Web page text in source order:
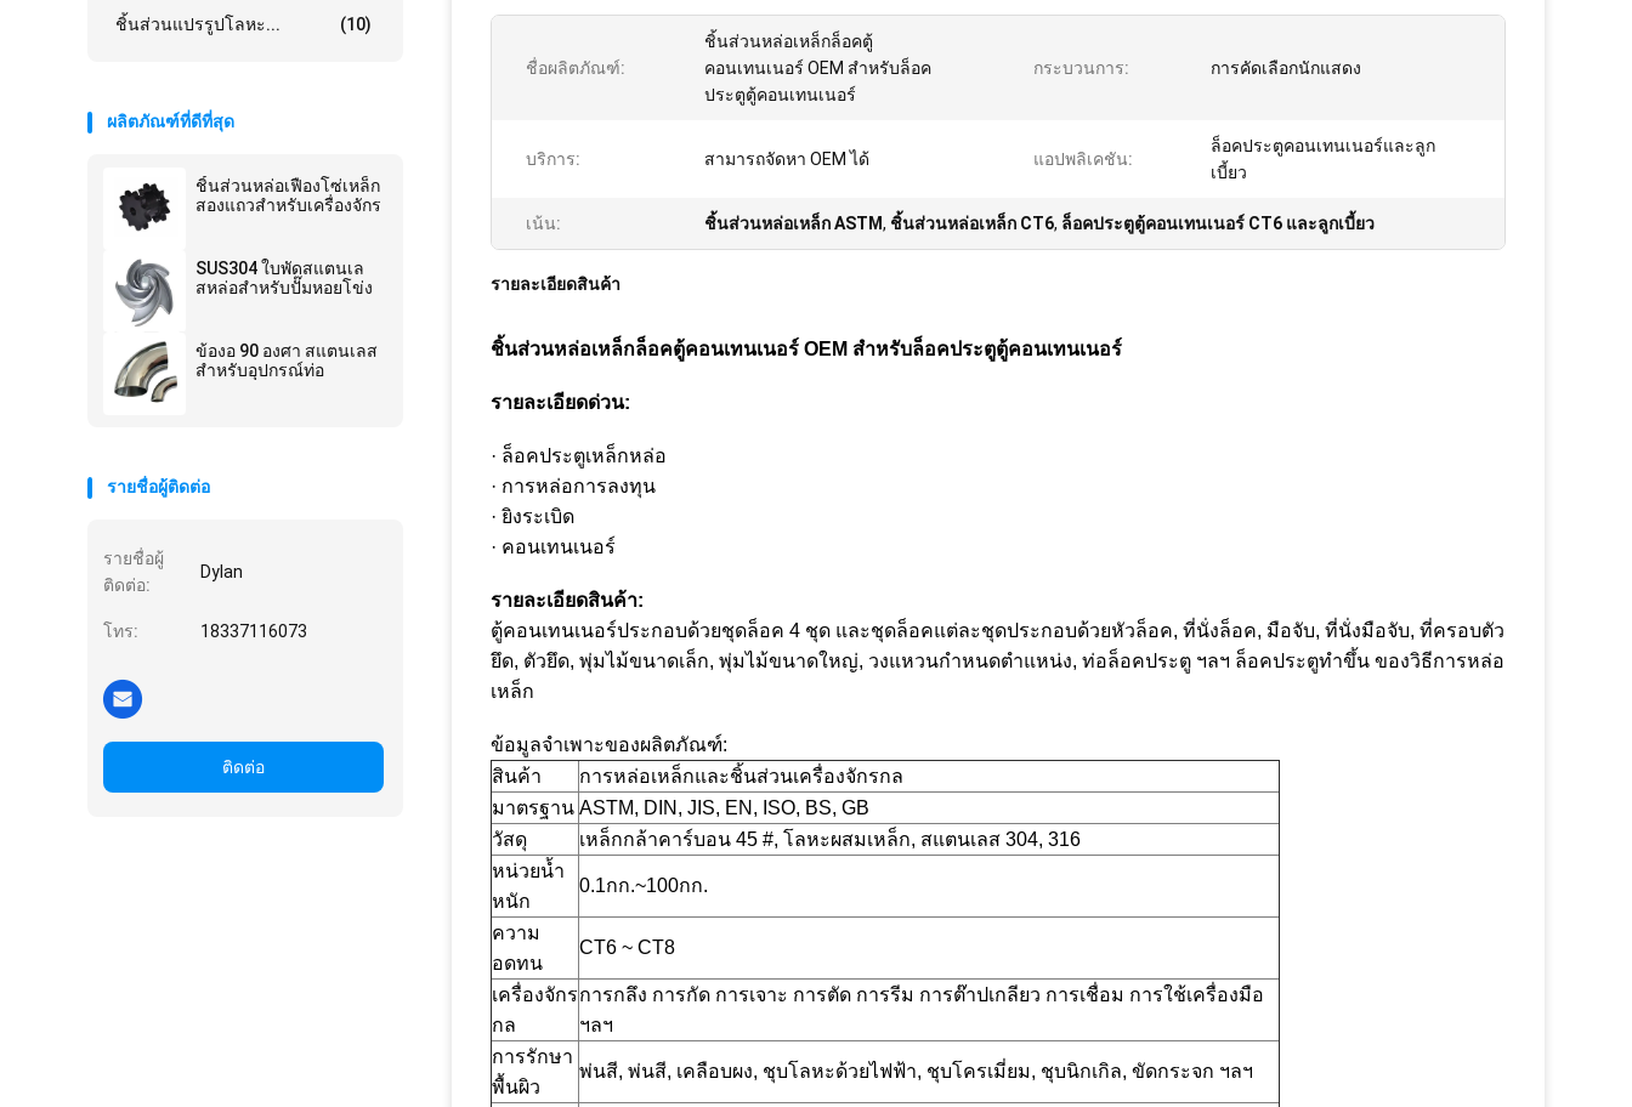
ชิ้นส่วนแปรรูปโลหะ... (10)
ผลิตภัณฑ์ที่ดีที่สุด
ชิ้นส่วนหล่อเฟืองโซ่เหล็ก
สองแถวสำหรับเครื่องจักร
SUS304 ใบพัดสแตนเล
สหล่อสำหรับปั๊มหอยโข่ง
ข้องอ 90 องศา สแตนเลส
สำหรับอุปกรณ์ท่อ
รายชื่อผู้ติดต่อ
รายชื่อผู้
ติดต่อ:
Dylan
โทร: 18337116073
ติดต่อ
ชื่อผลิตภัณฑ์:
ชิ้นส่วนหล่อเหล็กล็อคตู้
คอนเทนเนอร์ OEM สำหรับล็อค
ประตูตู้คอนเทนเนอร์
กระบวนการ: การคัดเลือกนักแสดง
บริการ: สามารถจัดหา OEM ได้ แอปพลิเคชัน:
ล็อคประตูคอนเทนเนอร์และลูก
เบี้ยว
เน้น: ชิ้นส่วนหล่อเหล็ก ASTM, ชิ้นส่วนหล่อเหล็ก CT6, ล็อคประตูตู้คอนเทนเนอร์ CT6 และลูกเบี้ยว
รายละเอียดสินค้า
ชิ้นส่วนหล่อเหล็กล็อคตู้คอนเทนเนอร์ OEM สำหรับล็อคประตูตู้คอนเทนเนอร์
รายละเอียดด่วน:
· ล็อคประตูเหล็กหล่อ
· การหล่อการลงทุน
· ยิงระเบิด
· คอนเทนเนอร์
รายละเอียดสินค้า:
ตู้คอนเทนเนอร์ประกอบด้วยชุดล็อค 4 ชุด และชุดล็อคแต่ละชุดประกอบด้วยหัวล็อค, ที่นั่งล็อค, มือจับ, ที่นั่งมือจับ, ที่ครอบตัว
ยึด, ตัวยึด, พุ่มไม้ขนาดเล็ก, พุ่มไม้ขนาดใหญ่, วงแหวนกำหนดตำแหน่ง, ท่อล็อคประตู ฯลฯ ล็อคประตูทำขึ้น ของวิธีการหล่อ
เหล็ก
ข้อมูลจำเพาะของผลิตภัณฑ์:
สินค้า
การหล่อเหล็กและชิ้นส่วนเครื่องจักรกล
มาตรฐาน ASTM, DIN, JIS, EN, ISO, BS, GB
วัสดุ
เหล็กกล้าคาร์บอน 45 #, โลหะผสมเหล็ก, สแตนเลส 304, 316
หน่วยน้ำ
หนัก
0.1กก.~100กก.
ความ
อดทน
CT6 ~ CT8
เครื่องจักร
กล
การกลึง การกัด การเจาะ การตัด การรีม การต๊าปเกลียว การเชื่อม การใช้เครื่องมือ
ฯลฯ
การรักษา
พื้นผิว
พ่นสี, พ่นสี, เคลือบผง, ชุบโลหะด้วยไฟฟ้า, ชุบโครเมี่ยม, ชุบนิกเกิล, ขัดกระจก ฯลฯ